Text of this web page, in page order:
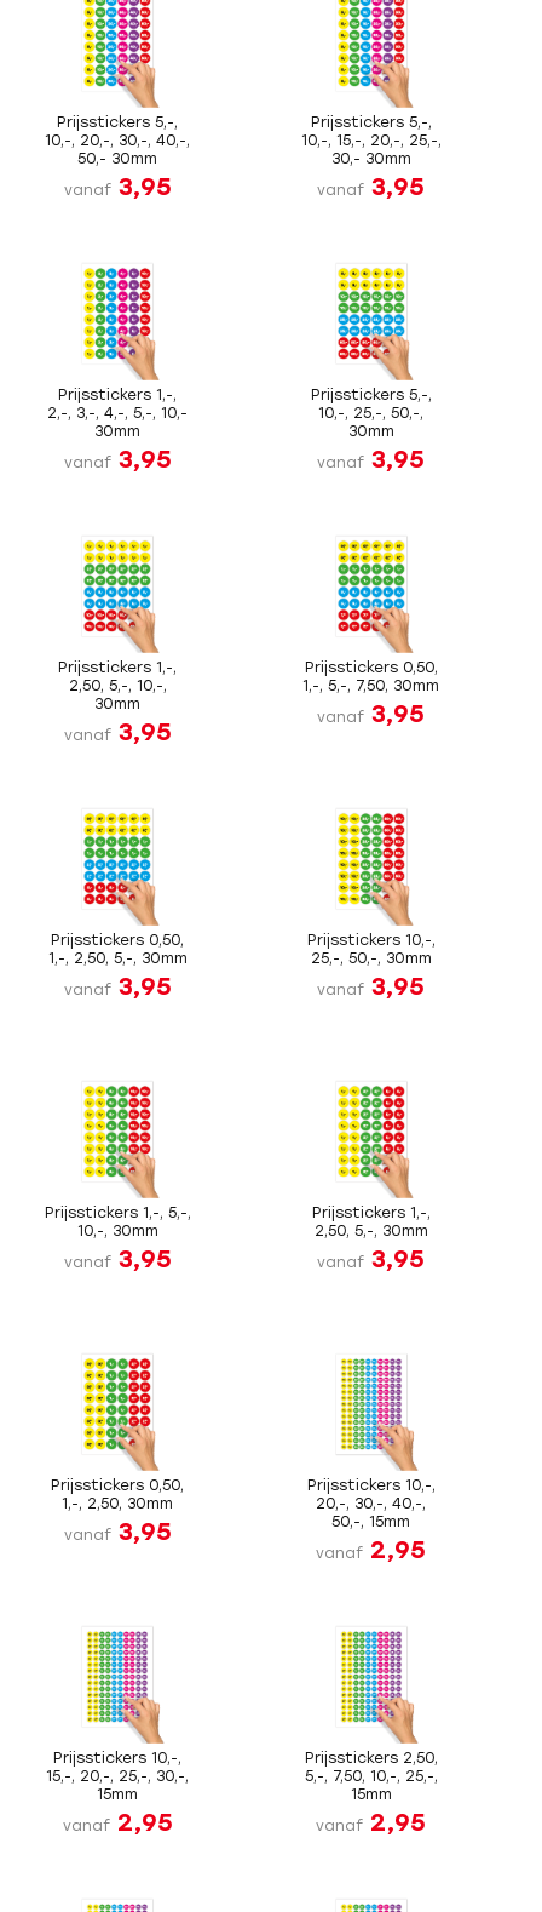
Prijsstickers 5,-,
10,-, 20,-, 30,-, 40,-,
50,- 30mm
vanaf 3,95
Prijsstickers 5,-,
10,-, 15,-, 20,-, 25,-,
30,- 30mm
vanaf 3,95
Prijsstickers 1,-,
2,-, 3,-, 4,-, 5,-, 10,-
30mm
vanaf 3,95
Prijsstickers 5,-,
10,-, 25,-, 50,-,
30mm
vanaf 3,95
Prijsstickers 1,-,
2,50, 5,-, 10,-,
30mm
vanaf 3,95
Prijsstickers 0,50,
1,-, 5,-, 7,50, 30mm
vanaf 3,95
Prijsstickers 0,50,
1,-, 2,50, 5,-, 30mm
vanaf 3,95
Prijsstickers 10,-,
25,-, 50,-, 30mm
vanaf 3,95
Prijsstickers 1,-, 5,-,
10,-, 30mm
vanaf 3,95
Prijsstickers 1,-,
2,50, 5,-, 30mm
vanaf 3,95
Prijsstickers 0,50,
1,-, 2,50, 30mm
vanaf 3,95
Prijsstickers 10,-,
20,-, 30,-, 40,-,
50,-, 15mm
vanaf 2,95
Prijsstickers 10,-,
15,-, 20,-, 25,-, 30,-,
15mm
vanaf 2,95
Prijsstickers 2,50,
5,-, 7,50, 10,-, 25,-,
15mm
vanaf 2,95